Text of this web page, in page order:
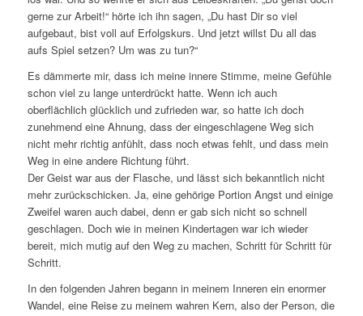
gerne zur Arbeit!“ hörte ich ihn sagen, „Du hast Dir so viel
aufgebaut, bist voll auf Erfolgskurs. Und jetzt willst Du all das
aufs Spiel setzen? Um was zu tun?“
Es dämmerte mir, dass ich meine innere Stimme, meine Gefühle
schon viel zu lange unterdrückt hatte. Wenn ich auch
oberflächlich glücklich und zufrieden war, so hatte ich doch
zunehmend eine Ahnung, dass der eingeschlagene Weg sich
nicht mehr richtig anfühlt, dass noch etwas fehlt, und dass mein
Weg in eine andere Richtung führt.
Der Geist war aus der Flasche, und lässt sich bekanntlich nicht
mehr zurückschicken. Ja, eine gehörige Portion Angst und einige
Zweifel waren auch dabei, denn er gab sich nicht so schnell
geschlagen. Doch wie in meinen Kindertagen war ich wieder
bereit, mich mutig auf den Weg zu machen, Schritt für Schritt für
Schritt.
In den folgenden Jahren begann in meinem Inneren ein enormer
Wandel, eine Reise zu meinem wahren Kern, also der Person, die